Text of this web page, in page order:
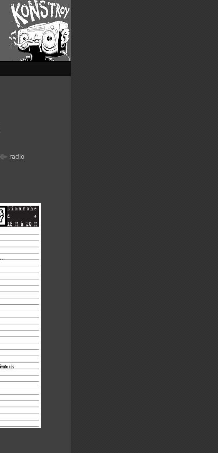
Aller à la recherche
radio